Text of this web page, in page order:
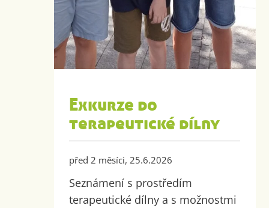
Exkurze do
terapeutické dílny
před 2 měsíci, 25.6.2026
Seznámení s prostředím
terapeutické dílny a s možnostmi